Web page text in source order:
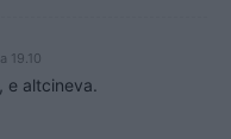
19.10
e altcineva.